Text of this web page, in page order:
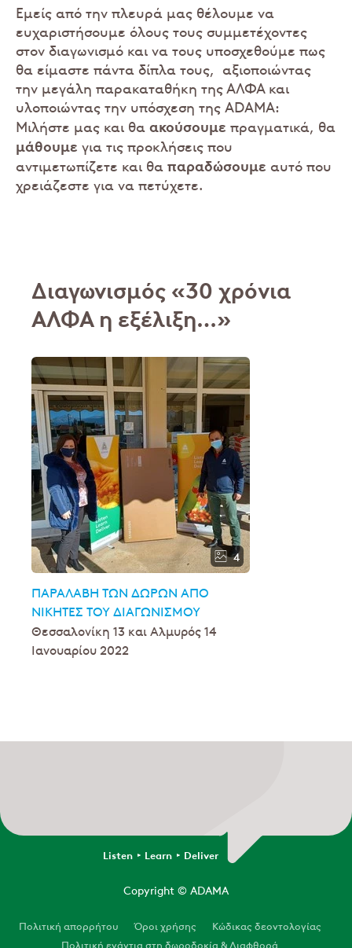
Εμείς από την πλευρά μας θέλουμε να
ευχαριστήσουμε όλους τους συμμετέχοντες
στον διαγωνισμό και να τους υποσχεθούμε πως
θα είμαστε πάντα δίπλα τους, αξιοποιώντας
την μεγάλη παρακαταθήκη της ΑΛΦΑ και
υλοποιώντας την υπόσχεση της ADAMA:
Μιλήστε μας και θα ακούσουμε πραγματικά, θα
μάθουμε για τις προκλήσεις που
αντιμετωπίζετε και θα παραδώσουμε αυτό που
χρειάζεστε για να πετύχετε.
Διαγωνισμός «30 χρόνια
ΑΛΦΑ η εξέλιξη…»
4
ΠΑΡΑΛΑΒΉ ΤΩΝ ΔΏΡΩΝ ΑΠΌ
ΝΙΚΗΤΈΣ ΤΟΥ ΔΙΑΓΩΝΙΣΜΟΎ
Θεσσαλονίκη 13 και Αλμυρός 14
Ιανουαρίου 2022
Legal
Πολιτική απορρήτου Όροι χρήσης
Κώδικας δεοντολογίας
Πολιτική ενάντια στη δωροδοκία & Διαφθορά
Listen Learn Deliver
Copyright © ADAMA